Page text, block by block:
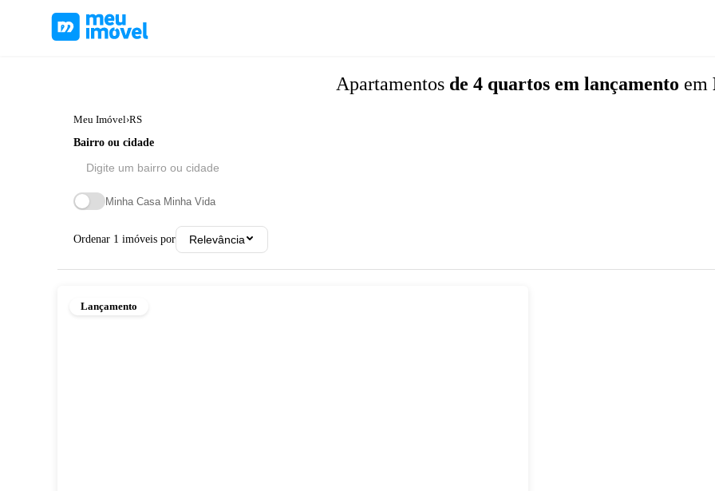
Apartamentos de 4 quartos em lançamento em
Meu Imóvel›RS
Bairro ou cidade
Minha Casa Minha Vida
Ordenar 1 imóveis por Relevância
Lançamento